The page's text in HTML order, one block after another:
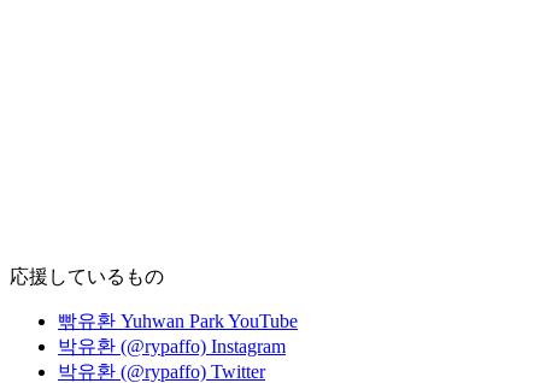
応援しているもの
빢유환 Yuhwan Park YouTube
박유환 (@rypaffo) Instagram
박유환 (@rypaffo) Twitter